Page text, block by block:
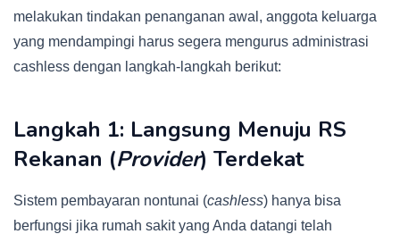
melakukan tindakan penanganan awal, anggota keluarga
yang mendampingi harus segera mengurus administrasi
cashless dengan langkah-langkah berikut:
Langkah 1: Langsung Menuju RS
Rekanan (Provider) Terdekat
Sistem pembayaran nontunai (cashless) hanya bisa
berfungsi jika rumah sakit yang Anda datangi telah